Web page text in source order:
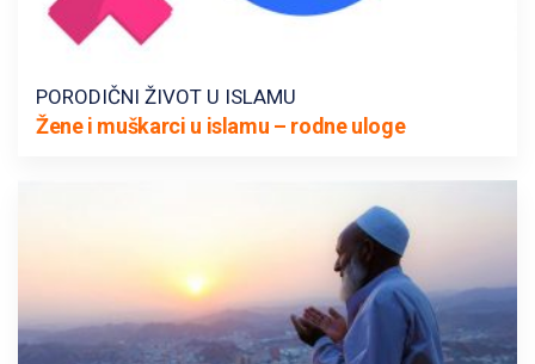
PORODIČNI ŽIVOT U ISLAMU
Žene i muškarci u islamu – rodne uloge